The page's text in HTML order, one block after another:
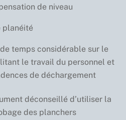
de niveau
planéité
temps considérable sur le
le travail du personnel et
de déchargement
déconseillé d’utiliser la
des planchers